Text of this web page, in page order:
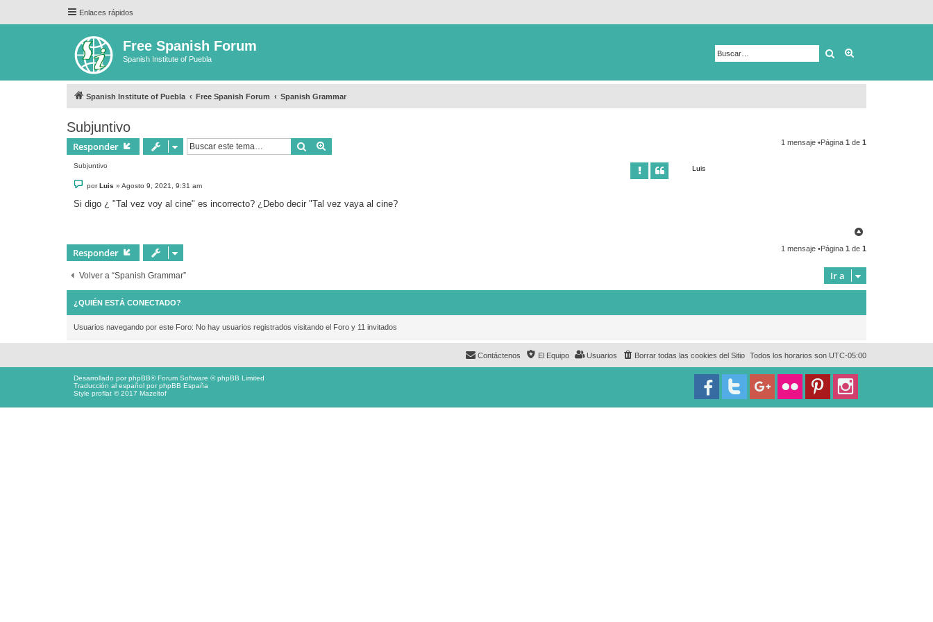
Enlaces rápidos
Free Spanish Forum
Spanish Institute of Puebla Buscar
Spanish Institute of Puebla Free Spanish Forum Spanish Grammar
Subjuntivo
Responder Buscar 1 mensaje •Página 1 de 1
Luis
Subjuntivo
e
s
porLuis » Agosto 9, 2021, 9:31 am
Si digo ¿ "Tal vez voy al cine" es incorrecto? ¿Debo decir "Tal vez vaya al cine?
r
b
Responder 1 mensaje •Página 1 de 1
Volver a “Spanish Grammar” Ir a
¿QUIÉN ESTÁ CONECTADO?
Usuarios navegando por este Foro: No hay usuarios registrados visitando el Foro y 11 invitados
Todos los horarios son UTC-05:00
Borrar todas las cookies del Sitio
Usuarios
El Equipo
Contáctenos
Desarrollado porphpBB® Forum Software © phpBB Limited
Traducción al español porphpBB España
Style proflat © 2017 Mazeltof